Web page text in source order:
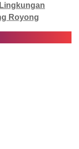
Royong